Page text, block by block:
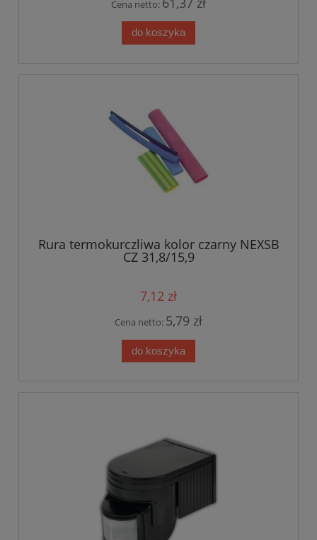
Cena netto:
do koszyka
Rura termokurczliwa kolor czarny NEXSB
CZ 31,8/15,9
7,12 zł
Cena netto: 5,79 zł
do koszyka